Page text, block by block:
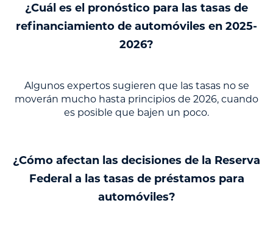
¿Cuál es el pronóstico para las tasas de
refinanciamiento de automóviles en 2025-
2026?
Algunos expertos sugieren que las tasas no se
moverán mucho hasta principios de 2026, cuando
es posible que bajen un poco.
¿Cómo afectan las decisiones de la Reserva
Federal a las tasas de préstamos para
automóviles?